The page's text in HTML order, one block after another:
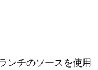
ンチのソースを使用